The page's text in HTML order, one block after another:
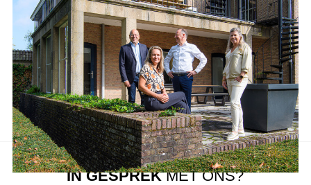
Aanbod van LUC
Neem de tijd om onze lijst met beschikbare object te bekijken en
aarzel niet om contact met ons op te nemen als u vragen heeft, meer
informatie wilt of een bezichtiging wil plannen.
Ons team van vastgoedprofessionals staat klaar om u te helpen bij
elke stap van het proces.
IN GESPREKMET ONS?